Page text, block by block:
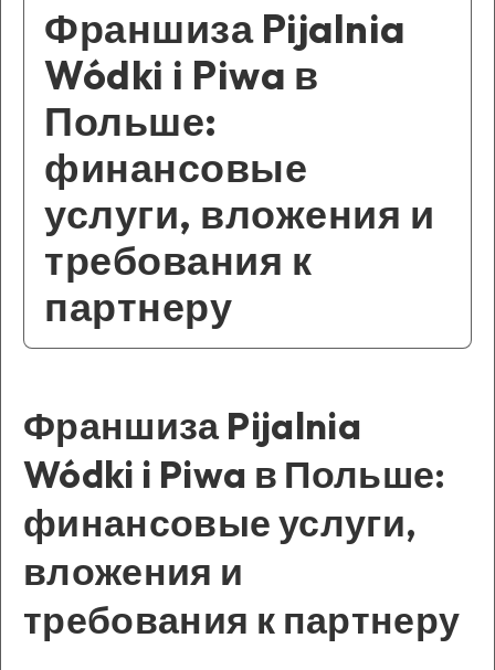
Франшиза Pijalnia
Wódki i Piwa в
Польше:
финансовые
услуги, вложения и
требования к
партнеру
Франшиза Pijalnia
Wódki i Piwa в Польше:
финансовые услуги,
вложения и
требования к партнеру